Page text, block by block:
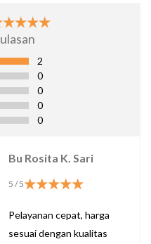
ulasan
2
0
0
0
0
Bu Rosita K. Sari
5 / 5
Pelayanan cepat, harga
sesuai dengan kualitas